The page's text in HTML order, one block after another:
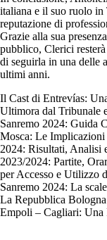
italiana e il suo ruolo in
reputazione di
Grazie alla sua
pubblico, Clerici
di seguirla in una delle
ultimi anni.
Il Cast di Entrevías:
Ultimora dal Tribunale
Sanremo 2024: Guida
Mosca: Le
2024: Risultati, Analisi
2023/2024: Partite,
per Accesso e Utilizzo
Sanremo 2024: La
La Repubblica
Empoli – Cagliari: Una